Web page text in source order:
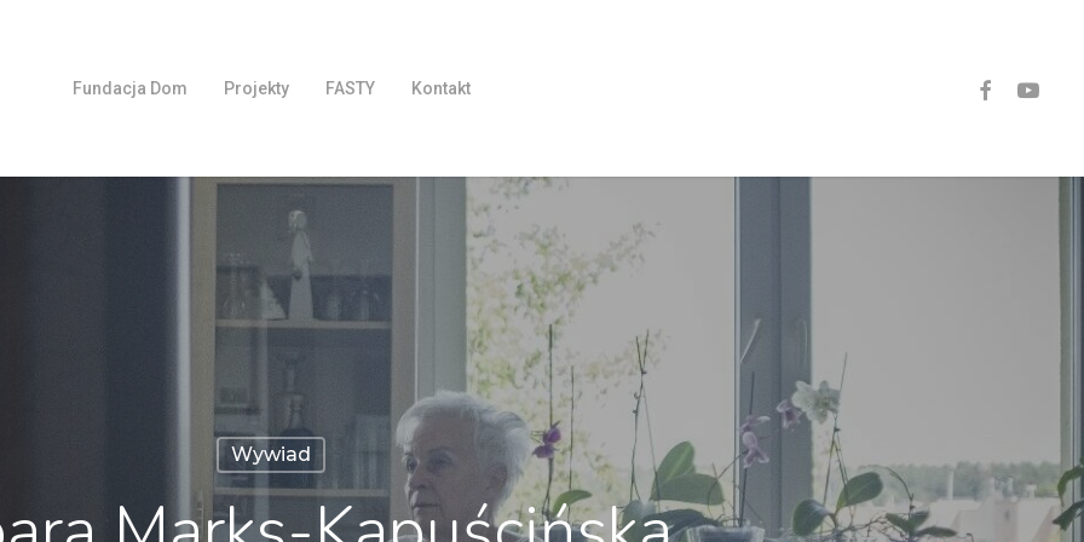
Fundacja Dom Projekty FASTY Kontakt FacebookYoutube
Wywiad